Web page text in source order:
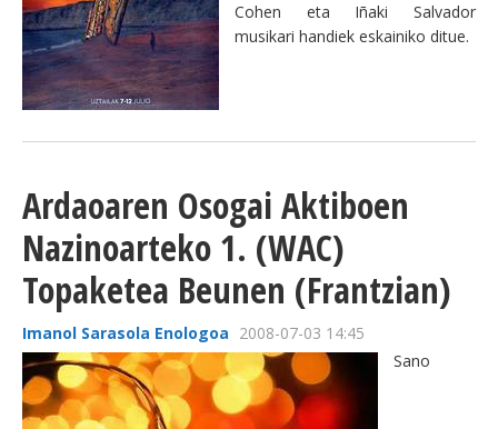
Cohen eta Iñaki Salvador
musikari handiek eskainiko ditue.
Ardaoaren Osogai Aktiboen
Nazinoarteko 1. (WAC)
Topaketea Beunen (Frantzian)
Imanol Sarasola Enologoa 2008-07-03 14:45
Sano